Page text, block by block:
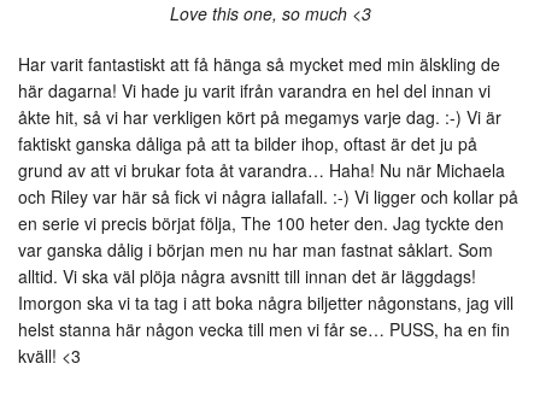
Love this one, so much <3
Har varit fantastiskt att få hänga så mycket med min älskling de
här dagarna! Vi hade ju varit ifrån varandra en hel del innan vi
åkte hit, så vi har verkligen kört på megamys varje dag. :-) Vi är
faktiskt ganska dåliga på att ta bilder ihop, oftast är det ju på
grund av att vi brukar fota åt varandra… Haha! Nu när Michaela
och Riley var här så fick vi några iallafall. :-) Vi ligger och kollar på
en serie vi precis börjat följa, The 100 heter den. Jag tyckte den
var ganska dålig i början men nu har man fastnat såklart. Som
alltid. Vi ska väl plöja några avsnitt till innan det är läggdags!
Imorgon ska vi ta tag i att boka några biljetter någonstans, jag vill
helst stanna här någon vecka till men vi får se… PUSS, ha en fin
kväll! <3